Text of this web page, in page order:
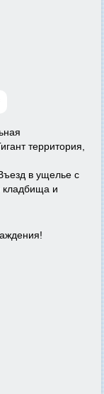
территория,
в ущелье с
и